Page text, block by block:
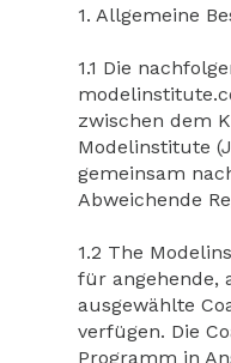
1. Allgemeine
1.1 Die
zwischen dem
Modelinstitute
gemeinsam
Abweichende
1.2 The
für angehende,
ausgewählte
verfügen. Die
Programm in